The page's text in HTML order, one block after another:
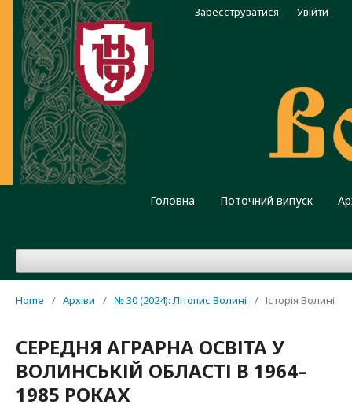
Головна Поточний випуск
Зареєструватися Увійти
Home / Архіви / № 30 (2024): Літопис Волині / Історія Волині
СЕРЕДНЯ АГРАРНА ОСВІТА У
ВОЛИНСЬКІЙ ОБЛАСТІ В 1964–
1985 РОКАХ